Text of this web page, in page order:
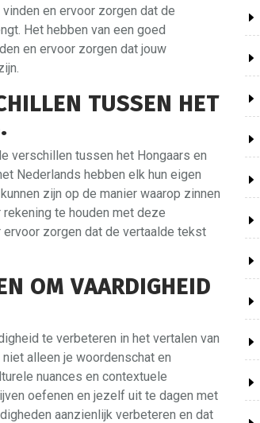
en ervoor zorgen dat de
Het hebben van een goed
en ervoor zorgen dat jouw
TUSSEN HET
verschillen tussen het Hongaars en
Nederlands hebben elk hun eigen
zijn op de manier waarop zinnen
te houden met deze
zorgen dat de vertaalde tekst
OM VAARDIGHEID
te verbeteren in het vertalen van
alleen je woordenschat en
nuances en contextuele
oefenen en jezelf uit te dagen met
aanzienlijk verbeteren en dat